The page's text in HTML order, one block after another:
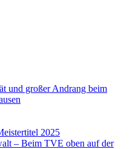
und großer Andrang beim
2025
– Beim TVE oben auf der